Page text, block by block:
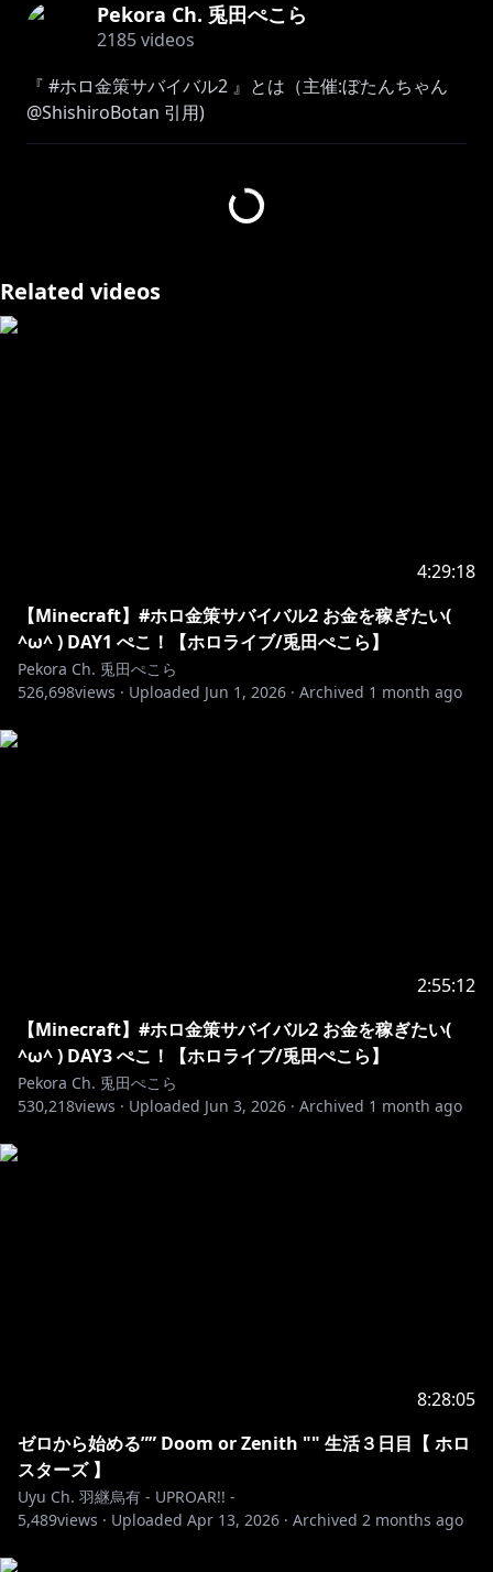
Pekora Ch. 兎田ぺこら
2185videos
『 #ホロ金策サバイバル2 』とは（主催:ぼたんちゃん⁨
@ShishiroBotan 引用)
期間中、誰が一番お金を稼げるか？ガッツリ稼ぐもよ
手に職つけて株に冒険にお宝探し、期間中はダンジョン
攻略やミニイベント、ソロで遊べる激ムズアスレチック
本ゲームは Mojang に確認を得た上、Terms and
Conditions (https://account.mojang.com/terms
づいて配信・収益化を行なっております
制作協力：ドズル社 様
(https://www.youtube.com/@dozle)
⋈ －－－－－－－－－－－－－－－－－－－－－⋈
https://www.youtube.com/channel/UC1DCedRgGHB
dm81E1llLhOQ/join
⋈ －－－－－－－－－－－－－－－－－－－－－⋈
Related videos
4:29:18
【Minecraft】#ホロ金策サバイバル2 お金を稼ぎたい(
^ω^ ) DAY1 ぺこ！【ホロライブ/兎田ぺこら】
Pekora Ch. 兎田ぺこら
526,698views · Uploaded Jun 1, 2026 · Archived 1 month ago
2:55:12
【Minecraft】#ホロ金策サバイバル2 お金を稼ぎたい(
^ω^ ) DAY3 ぺこ！【ホロライブ/兎田ぺこら】
Pekora Ch. 兎田ぺこら
530,218views · Uploaded Jun 3, 2026 · Archived 1 month ago
8:28:05
ゼロから始める”” Doom or Zenith "" 生活３日目【 ホロ
スターズ 】
Uyu Ch. 羽継烏有 - UPROAR!! -
5,489views · Uploaded Apr 13, 2026 · Archived 2 months ago